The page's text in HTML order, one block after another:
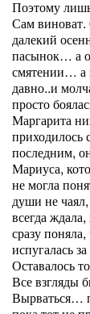
Поэтому
Сам виноват.
далекий
пасынок… а
смятении… а
давно..и
просто
Маргарита
приходилось
последним,
Мариуса,
не могла
души не
всегда
сразу
испугалась
Оставалось
Все взгляды
Вырваться…